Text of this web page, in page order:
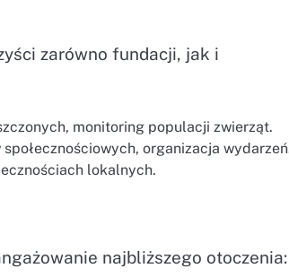
zarówno fundacji, jak i
monitoring populacji zwierząt.
organizacja
lokalnych.
najbliższego otoczenia: